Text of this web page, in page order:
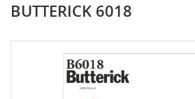
BUTTERICK 6018